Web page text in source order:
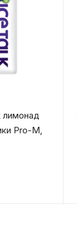
лимонад
Pro-M,